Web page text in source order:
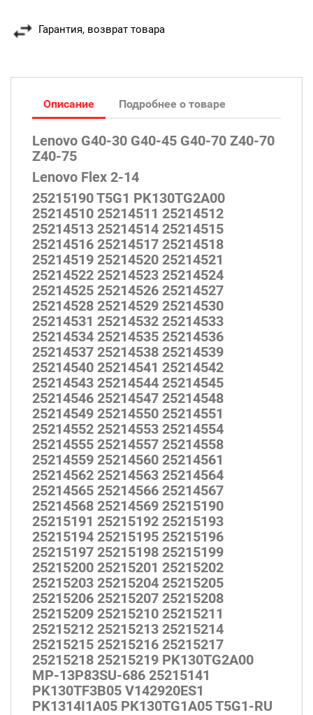
Гарантия, возврат товара
Описание Подробнее о товаре
Lenovo G40-30 G40-45 G40-70 Z40-70
Z40-75
Lenovo Flex 2-14
25215190 T5G1 PK130TG2A00
25214510 25214511 25214512
25214513 25214514 25214515
25214516 25214517 25214518
25214519 25214520 25214521
25214522 25214523 25214524
25214525 25214526 25214527
25214528 25214529 25214530
25214531 25214532 25214533
25214534 25214535 25214536
25214537 25214538 25214539
25214540 25214541 25214542
25214543 25214544 25214545
25214546 25214547 25214548
25214549 25214550 25214551
25214552 25214553 25214554
25214555 25214557 25214558
25214559 25214560 25214561
25214562 25214563 25214564
25214565 25214566 25214567
25214568 25214569 25215190
25215191 25215192 25215193
25215194 25215195 25215196
25215197 25215198 25215199
25215200 25215201 25215202
25215203 25215204 25215205
25215206 25215207 25215208
25215209 25215210 25215211
25215212 25215213 25215214
25215215 25215216 25215217
25215218 25215219 PK130TG2A00
MP-13P83SU-686 25215141
PK130TF3B05 V142920ES1
PK1314I1A05 PK130TG1A05 T5G1-RU